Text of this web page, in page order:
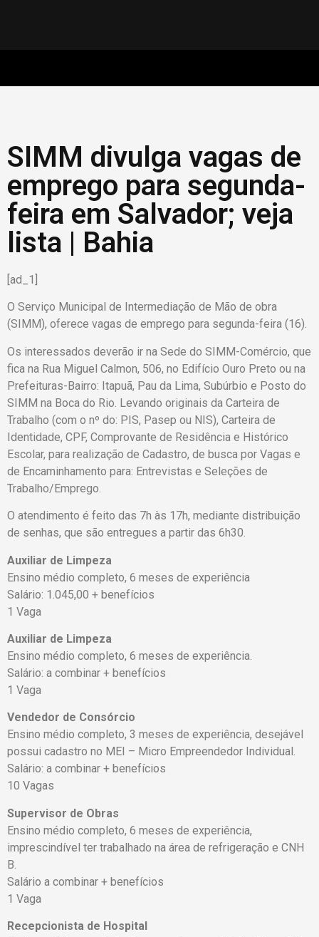
SIMM divulga vagas de
emprego para segunda-
feira em Salvador; veja
lista | Bahia
[ad_1]
O Serviço Municipal de Intermediação de Mão de obra
(SIMM), oferece vagas de emprego para segunda-feira (16).
Os interessados deverão ir na Sede do SIMM-Comércio, que
fica na Rua Miguel Calmon, 506, no Edifício Ouro Preto ou na
Prefeituras-Bairro: Itapuã, Pau da Lima, Subúrbio e Posto do
SIMM na Boca do Rio. Levando originais da Carteira de
Trabalho (com o nº do: PIS, Pasep ou NIS), Carteira de
Identidade, CPF, Comprovante de Residência e Histórico
Escolar, para realização de Cadastro, de busca por Vagas e
de Encaminhamento para: Entrevistas e Seleções de
Trabalho/Emprego.
O atendimento é feito das 7h às 17h, mediante distribuição
de senhas, que são entregues a partir das 6h30.
Auxiliar de Limpeza
Ensino médio completo, 6 meses de experiência
Salário: 1.045,00 + benefícios
1 Vaga
Auxiliar de Limpeza
Ensino médio completo, 6 meses de experiência.
Salário: a combinar + benefícios
1 Vaga
Vendedor de Consórcio
Ensino médio completo, 3 meses de experiência, desejável
possui cadastro no MEI – Micro Empreendedor Individual.
Salário: a combinar + benefícios
10 Vagas
Supervisor de Obras
Ensino médio completo, 6 meses de experiência,
imprescindível ter trabalhado na área de refrigeração e CNH
B.
Salário a combinar + benefícios
1 Vaga
Recepcionista de Hospital